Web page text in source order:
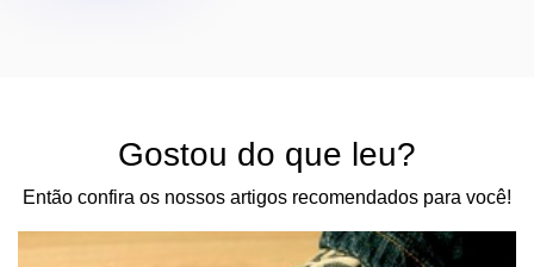
Gostou do que leu?
Então confira os nossos artigos recomendados para você!